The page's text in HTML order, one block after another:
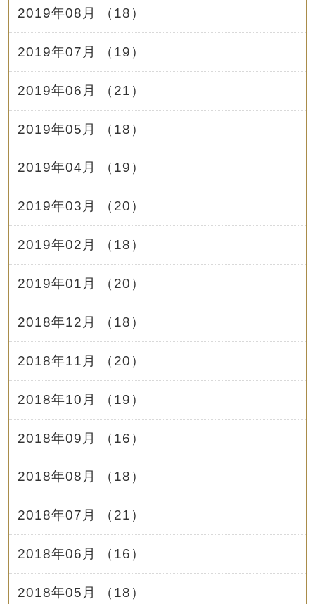
2019年08月 （18）
2019年07月 （19）
2019年06月 （21）
2019年05月 （18）
2019年04月 （19）
2019年03月 （20）
2019年02月 （18）
2019年01月 （20）
2018年12月 （18）
2018年11月 （20）
2018年10月 （19）
2018年09月 （16）
2018年08月 （18）
2018年07月 （21）
2018年06月 （16）
2018年05月 （18）